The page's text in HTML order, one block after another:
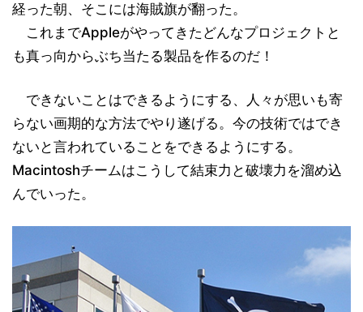
経った朝、そこには海賊旗が翻った。
これまでAppleがやってきたどんなプロジェクトと
も真っ向からぶち当たる製品を作るのだ！
できないことはできるようにする、人々が思いも寄
らない画期的な方法でやり遂げる。今の技術ではでき
ないと言われていることをできるようにする。
Macintoshチームはこうして結束力と破壊力を溜め込
んでいった。